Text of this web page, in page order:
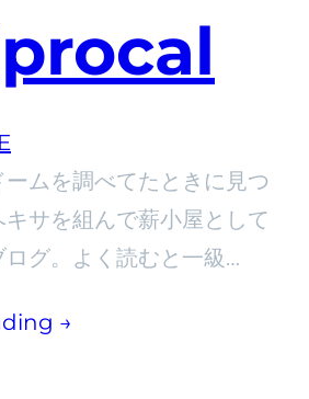
ムを調べてたときに見つ
サを組んで薪小屋として
グ。よく読むと一級…
→